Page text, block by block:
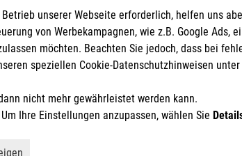
Hilfsdienst e.V.
und Caritas eG
So finden Sie uns
Ludwigstr.42
64646 Heppenheim
unserer Webseite erforderlich, helfen uns
von Werbekampagnen, wie z.B. Google Ads,
möchten. Beachten Sie jedoch, dass bei
speziellen Cookie-Datenschutzhinweisen
nicht mehr gewährleistet werden kann.
Ihre Einstellungen anzupassen, wählen Sie